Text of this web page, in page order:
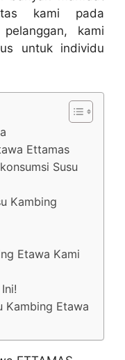
kami pada
kami
untuk individu
Ettamas
Susu
Kambing
Etawa Kami
Kambing Etawa